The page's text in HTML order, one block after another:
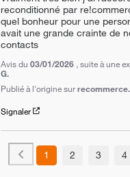
reconditionné par
quel bonheur pour une
avait une grande crainte de
contacts
Avis du 03/01/2026 , suite à une
G.
Publié à l'origine sur
Signaler
1 2 3 4